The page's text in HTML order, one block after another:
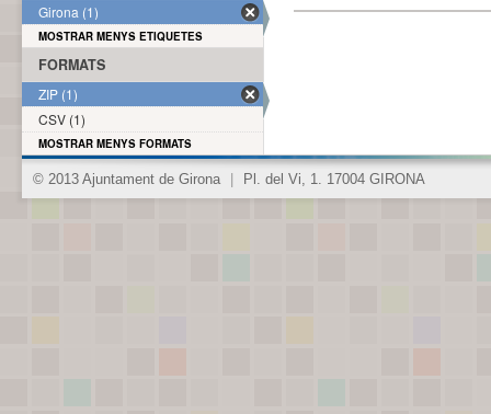
Girona (1)
MOSTRAR MENYS ETIQUETES
FORMATS
ZIP (1)
CSV (1)
MOSTRAR MENYS FORMATS
© 2013 Ajuntament de Girona Pl. del Vi, 1. 17004 GIRONA